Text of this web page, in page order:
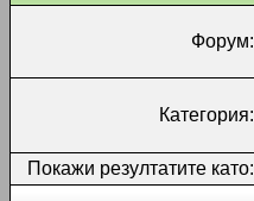
Форум:
Категория:
Покажи резултатите като: